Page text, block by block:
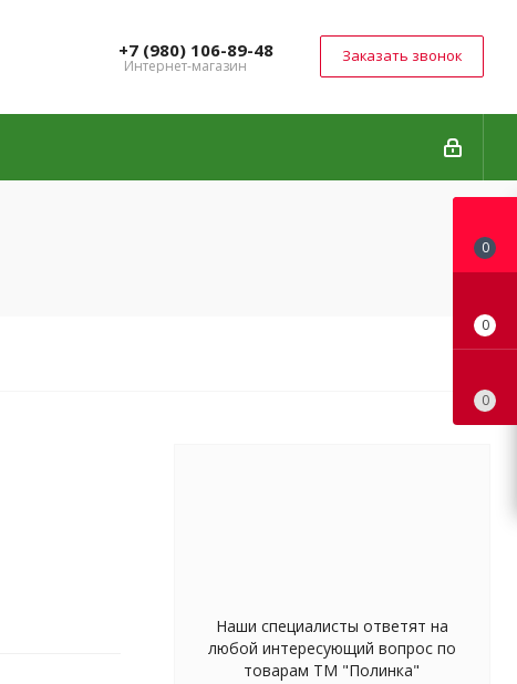
+7 (980) 106-89-48
Интернет-магазин
Заказать звонок
Наши специалисты ответят на
любой интересующий вопрос по
товарам ТМ "Полинка"
0
0
0